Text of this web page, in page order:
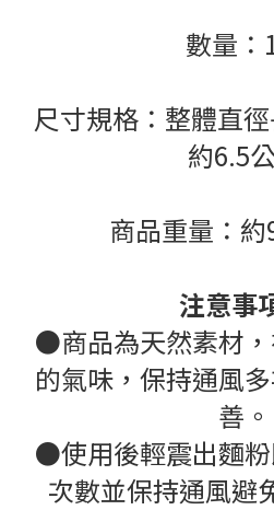
數量：
尺寸規格：整體直
約6.5
商品重量：
注意事
●商品為天然素材
的氣味，保持通風
善。
●使用後輕震出麵
次數並保持通風避